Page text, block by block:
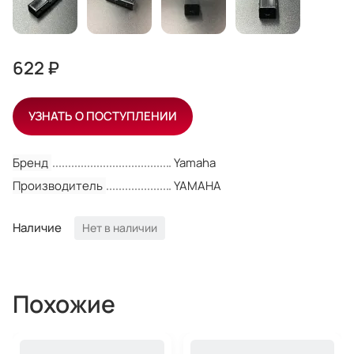
Бренд
Yamaha
Производитель
YAMAHA
Наличие Нет в наличии
622 ₽
УЗНАТЬ О ПОСТУПЛЕНИИ
Похожие